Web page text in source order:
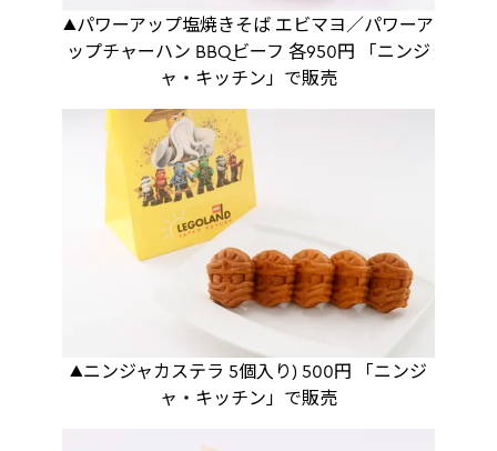
▲パワーアップ塩焼きそば エビマヨ／パワーア
ップチャーハン BBQビーフ 各950円 「ニンジ
ャ・キッチン」で販売
▲ニンジャカステラ 5個入り) 500円 「ニンジ
ャ・キッチン」で販売